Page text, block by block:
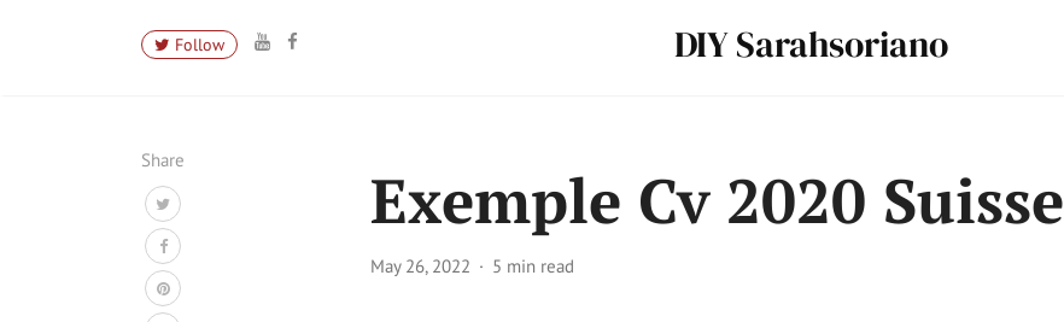
Follow DIY Sarahsoriano
Share Exemple Cv 2020 Suisse
May 26, 2022 5 min read